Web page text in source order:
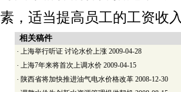
素，适当提高员工的工资收
相关稿件
· 上海举行听证 讨论水价上涨 2009-04-28
· 上海7年来将首次上调水价 2009-04-15
· 陕西省将加快推进油气电水价格改革 2008-12-30